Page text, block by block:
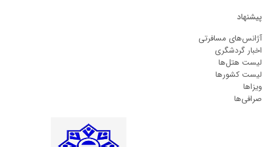
پیشنهاد
آژانس‌های مسافرتی
اخبار گردشگری
لیست هتل‌ها
لیست کشورها
ویزاها
صرافی‌ها